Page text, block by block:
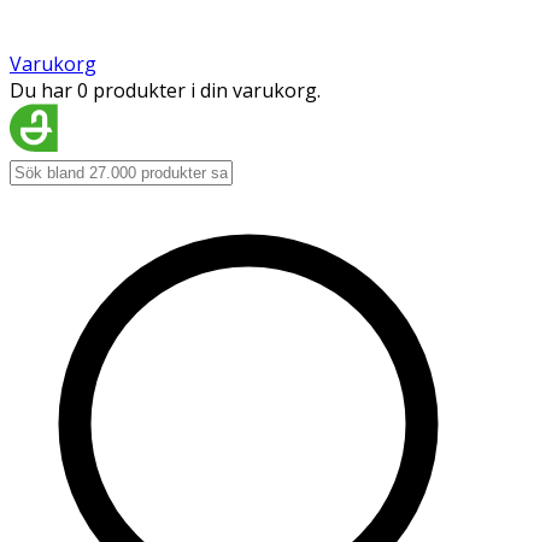
Varukorg
Du har 0 produkter i din varukorg.